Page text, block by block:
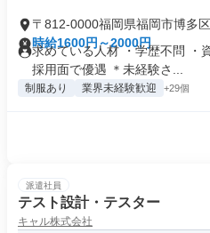
〒812-0000福岡県福岡市博多区
時給1600円～2000円
求めている人材 ・学歴不問 ・
採用面で優遇 ＊未経験さ...
制服あり 業界未経験歓迎 +29個
派遣社員
テスト設計・テスター
キャル株式会社